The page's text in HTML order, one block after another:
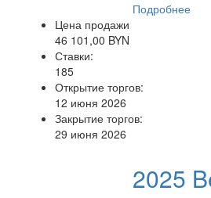
Подробнее
Цена продажи
46 101,00 BYN
Ставки:
185
Открытие торгов:
12 июня 2026
Закрытие торгов:
29 июня 2026
2025